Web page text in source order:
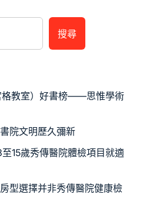
搜尋
格教室）好書榜——思惟學術
院文明歷久彌新
15歲秀傳醫院體檢項目就適
型選擇并非秀傳醫院健康檢